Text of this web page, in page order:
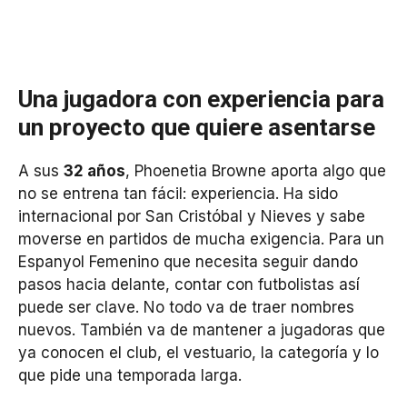
Una jugadora con experiencia para
un proyecto que quiere asentarse
A sus 32 años, Phoenetia Browne aporta algo que
no se entrena tan fácil: experiencia. Ha sido
internacional por San Cristóbal y Nieves y sabe
moverse en partidos de mucha exigencia. Para un
Espanyol Femenino que necesita seguir dando
pasos hacia delante, contar con futbolistas así
puede ser clave. No todo va de traer nombres
nuevos. También va de mantener a jugadoras que
ya conocen el club, el vestuario, la categoría y lo
que pide una temporada larga.